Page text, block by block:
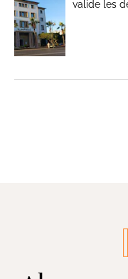
valide les